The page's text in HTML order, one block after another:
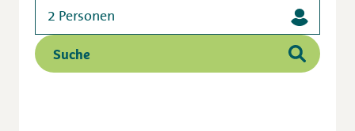
Wellness
2 Personen
Suche